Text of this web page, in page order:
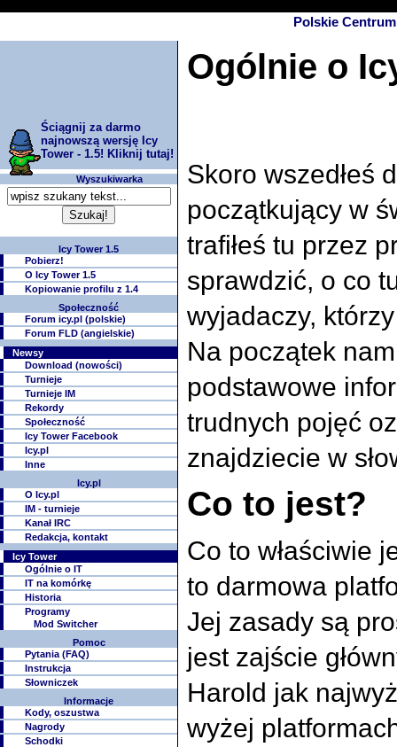
Polskie
Ściągnij za darmo
najnowszą wersję Icy
Tower - 1.5! Kliknij tutaj!
Wyszukiwarka
Icy Tower 1.5
Pobierz!
O Icy Tower 1.5
Kopiowanie profilu z 1.4
Społeczność
Forum icy.pl (polskie)
Forum FLD (angielskie)
Newsy
Download (nowości)
Turnieje
Turnieje IM
Rekordy
Społeczność
Icy Tower Facebook
Icy.pl
Inne
Icy.pl
O Icy.pl
IM - turnieje
Kanał IRC
Redakcja, kontakt
Icy Tower
Ogólnie o IT
IT na komórkę
Historia
Programy
Mod Switcher
Pomoc
Pytania (FAQ)
Instrukcja
Słowniczek
Informacje
Kody, oszustwa
Nagrody
Schodki
Ogólnie o
Skoro wszedłeś
początkujący w
trafiłeś tu przez
sprawdzić, o co
wyjadaczy,
Na początek
podstawowe
trudnych pojęć
znajdziecie w
Co to jest?
Co to właściwie
to darmowa
Jej zasady są
jest zajście
Harold jak
wyżej